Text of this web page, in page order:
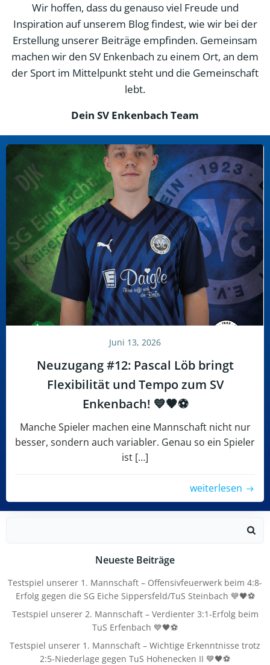
Wir hoffen, dass du genauso viel Freude und
Inspiration auf unserem Blog findest, wie wir bei der
Erstellung unserer Beiträge empfinden. Gemeinsam
machen wir den SV Enkenbach zu einem Ort, an dem
der Sport im Mittelpunkt steht und die Gemeinschaft
lebt.
Dein SV Enkenbach Team
Juni 13, 2026
Neuzugang #12: Pascal Löb bringt
Flexibilität und Tempo zum SV
Enkenbach! 💙🖤⚽
Manche Spieler machen eine Mannschaft nicht nur
besser, sondern auch variabler. Genau so ein Spieler
ist […]
weiterlesen
Neueste Beiträge
Testspiel unserer 1. Mannschaft – Offensivfeuerwerk beim 4:8-
Erfolg gegen die SG Eiche Sippersfeld/TuS Steinbach 💙🖤⚽
Testspiel unserer 2. Mannschaft – Verdienter 3:1-Erfolg beim
TuS Erfenbach 💙🖤⚽
Testspiel unserer 1. Mannschaft – Wichtige Erkenntnisse trotz
2:5-Niederlage gegen TuS Hohenecken II 💙🖤⚽